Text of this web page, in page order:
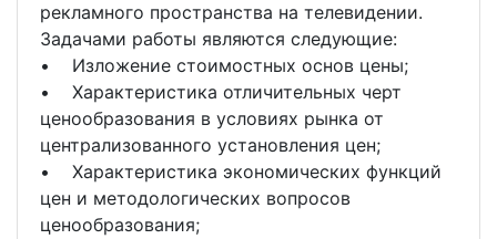
рекламного пространства на телевидении.
Задачами работы являются следующие:
• Изложение стоимостных основ цены;
• Характеристика отличительных черт
ценообразования в условиях рынка от
централизованного установления цен;
• Характеристика экономических функций
цен и методологических вопросов
ценообразования;